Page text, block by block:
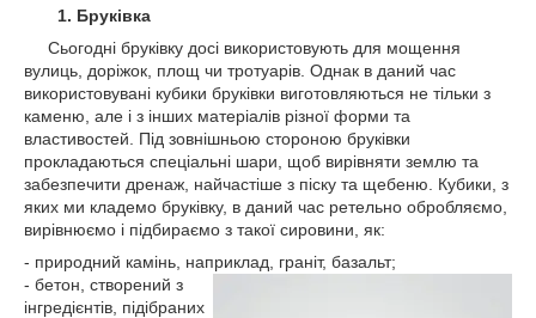
1. Бруківка
Сьогодні бруківку досі використовують для мощення
вулиць, доріжок, площ чи тротуарів. Однак в даний час
використовувані кубики бруківки виготовляються не тільки з
каменю, але і з інших матеріалів різної форми та
властивостей. Під зовнішньою стороною бруківки
прокладаються спеціальні шари, щоб вирівняти землю та
забезпечити дренаж, найчастіше з піску та щебеню. Кубики, з
яких ми кладемо бруківку, в даний час ретельно обробляємо,
вирівнюємо і підбираємо з такої сировини, як:
- природний камінь, наприклад, граніт, базальт;
- бетон, створений з
інгредієнтів, підібраних